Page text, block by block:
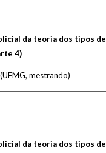
da teoria dos tipos de
4)
(UFMG, mestrando)
da teoria dos tipos de